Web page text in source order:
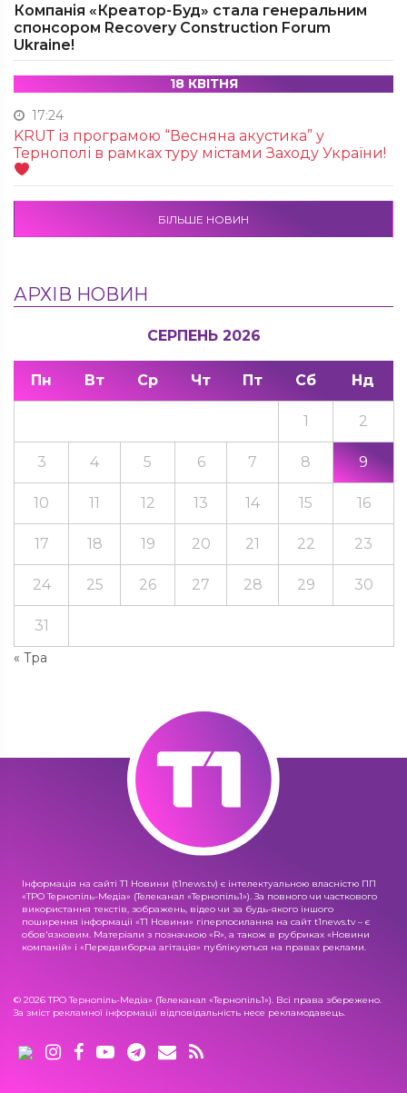
Компанія «Креатор-Буд» стала генеральним
спонсором Recovery Construction Forum
Ukraine!
18 КВІТНЯ
17:24
KRUТ із програмою “Весняна акустика” у
Тернополі в рамках туру містами Заходу України!
БІЛЬШЕ НОВИН
АРХІВ НОВИН
СЕРПЕНЬ 2026
Пн Вт Ср Чт Пт Сб Нд
« Тра
1 2
3 4 5 6 7 8 9
10 11 12 13 14 15 16
17 18 19 20 21 22 23
24 25 26 27 28 29 30
31
Інформація на сайті Т1 Новини (t1news.tv) є інтелектуальною власністю ПП
«ТРО Тернопіль-Медіа» (Телеканал «Тернопіль1»). За повного чи часткового
використання текстів, зображень, відео чи за будь-якого іншого
поширення інформації «Т1 Новини» гіперпосилання на сайт t1news.tv – є
обов'язковим. Матеріали з позначкою «R», а також в рубриках «Новини
компаній» і «Передвиборча агітація» публікуються на правах реклами.
© 2026 ТРО Тернопіль-Медіа» (Телеканал «Тернопіль1»). Всі права збережено.
За зміст рекламної інформації відповідальність несе рекламодавець.